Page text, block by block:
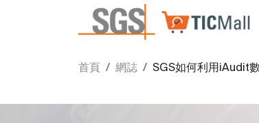
首頁 網誌 SGS如何利用iAudit